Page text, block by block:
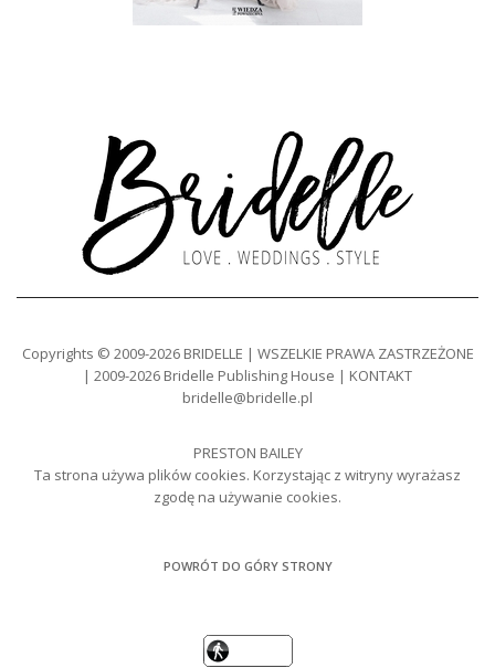
Copyrights © 2009-2026 BRIDELLE | WSZELKIE PRAWA ZASTRZEŻONE
| 2009-2026 Bridelle Publishing House | KONTAKT
bridelle@bridelle.pl
PRESTON BAILEY
Ta strona używa plików cookies. Korzystając z witryny wyrażasz
zgodę na używanie cookies.
POWRÓT DO GÓRY STRONY